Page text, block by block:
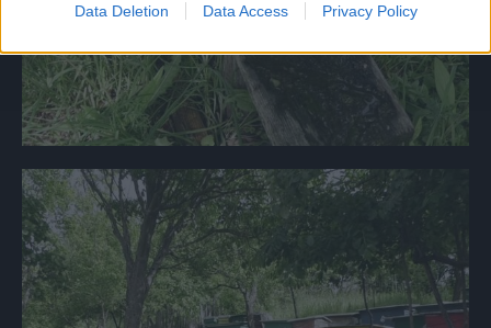
Data Deletion Data Access Privacy Policy